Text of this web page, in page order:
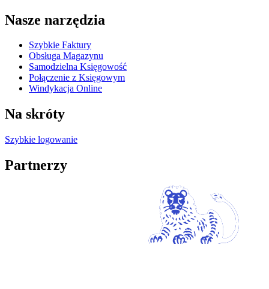
Nasze narzędzia
Szybkie Faktury
Obsługa Magazynu
Samodzielna Księgowość
Połączenie z Księgowym
Windykacja Online
Na skróty
Szybkie logowanie
Partnerzy